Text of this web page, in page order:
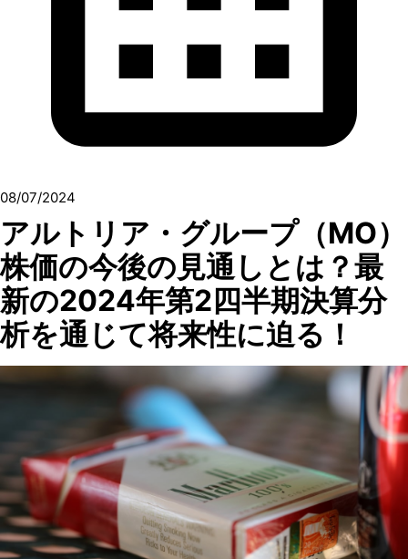
08/07/2024
アルトリア・グループ（MO）
株価の今後の見通しとは？最
新の2024年第2四半期決算分
析を通じて将来性に迫る！